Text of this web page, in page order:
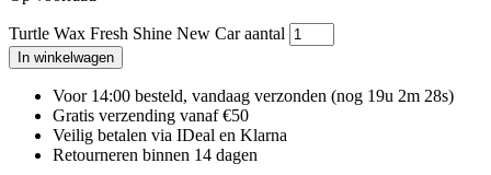
Turtle Wax Fresh Shine New Car aantal
In winkelwagen
Voor 14:00 besteld, vandaag verzonden (nog 19u 2m 27s)
Gratis verzending vanaf €50
Veilig betalen via IDeal en Klarna
Retourneren binnen 14 dagen